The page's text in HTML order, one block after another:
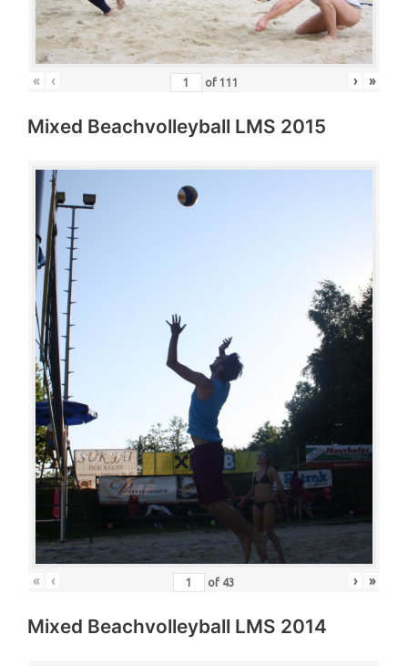
« ‹ of 111 › »
Mixed Beachvolleyball LMS 2015
« ‹ of 43 › »
Mixed Beachvolleyball LMS 2014